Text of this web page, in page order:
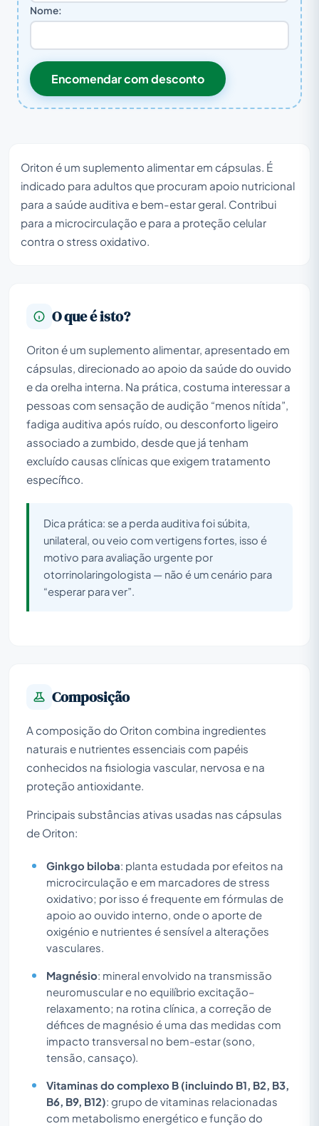
States
Nome:
Encomendar com desconto
Oriton é um suplemento alimentar em cápsulas. É
indicado para adultos que procuram apoio nutricional
para a saúde auditiva e bem-estar geral. Contribui
para a microcirculação e para a proteção celular
contra o stress oxidativo.
O que é isto?
Oriton é um suplemento alimentar, apresentado em
cápsulas, direcionado ao apoio da saúde do ouvido
e da orelha interna. Na prática, costuma interessar a
pessoas com sensação de audição “menos nítida”,
fadiga auditiva após ruído, ou desconforto ligeiro
associado a zumbido, desde que já tenham
excluído causas clínicas que exigem tratamento
específico.
Dica prática: se a perda auditiva foi súbita,
unilateral, ou veio com vertigens fortes, isso é
motivo para avaliação urgente por
otorrinolaringologista — não é um cenário para
“esperar para ver”.
Composição
A composição do Oriton combina ingredientes
naturais e nutrientes essenciais com papéis
conhecidos na fisiologia vascular, nervosa e na
proteção antioxidante.
Principais substâncias ativas usadas nas cápsulas
de Oriton:
Ginkgo biloba: planta estudada por efeitos na
microcirculação e em marcadores de stress
oxidativo; por isso é frequente em fórmulas de
apoio ao ouvido interno, onde o aporte de
oxigénio e nutrientes é sensível a alterações
vasculares.
Magnésio: mineral envolvido na transmissão
neuromuscular e no equilíbrio excitação–
relaxamento; na rotina clínica, a correção de
défices de magnésio é uma das medidas com
impacto transversal no bem-estar (sono,
tensão, cansaço).
Vitaminas do complexo B (incluindo B1, B2, B3,
B6, B9, B12): grupo de vitaminas relacionadas
com metabolismo energético e função do